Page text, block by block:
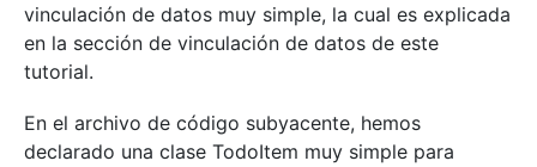
vinculación de datos muy simple, la cual es explicada
en la sección de vinculación de datos de este
tutorial.
En el archivo de código subyacente, hemos
declarado una clase TodoItem muy simple para